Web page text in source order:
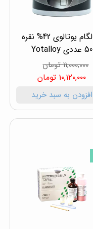
آمالگام یوتالوی 42% نقره
50 عددی Yotalloy
۱۱,۰۰۰,۰۰۰ تومان
۱۰,۱۲۰,۰۰۰ تومان
افزودن به سبد خرید